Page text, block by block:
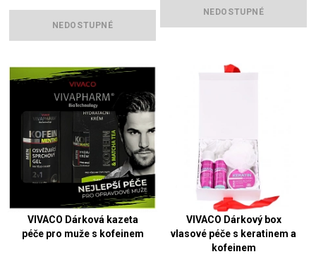
NEDOSTUPNÉ
NEDOSTUPNÉ
VIVACO Dárková kazeta
péče pro muže s kofeinem
VIVACO Dárkový box
vlasové péče s keratinem a
kofeinem